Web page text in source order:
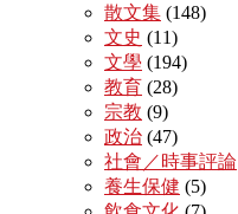
散文集 (148)
文史 (11)
文學 (194)
教育 (28)
宗教 (9)
政治 (47)
社會／時事評論
養生保健 (5)